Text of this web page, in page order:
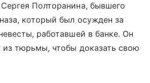
Полторанина, бывшего
который был осужден за
работавшей в банке. Он
из тюрьмы, чтобы доказать свою